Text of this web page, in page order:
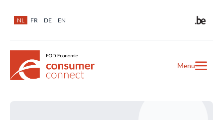
NL FR DE EN
Menu